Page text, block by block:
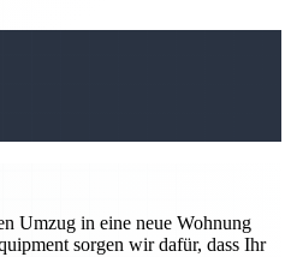
Umzug in eine neue Wohnung
sorgen wir dafür, dass Ihr